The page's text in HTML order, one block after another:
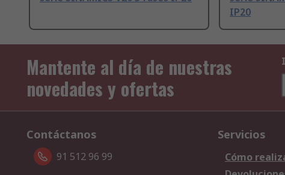
IP20
Mantente al día de nuestras
novedades y ofertas
Contáctanos
91 512 96 99
Servicios
Cómo